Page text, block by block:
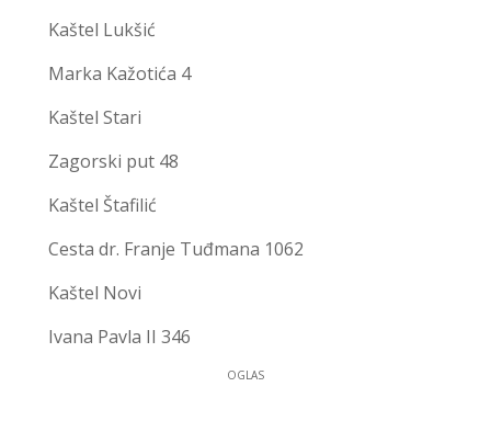
Kaštel Lukšić
Marka Kažotića 4
Kaštel Stari
Zagorski put 48
Kaštel Štafilić
Cesta dr. Franje Tuđmana 1062
Kaštel Novi
Ivana Pavla II 346
OGLAS